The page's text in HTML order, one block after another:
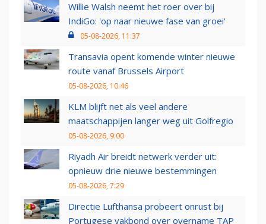
Willie Walsh neemt het roer over bij
IndiGo: 'op naar nieuwe fase van groei'
05-08-2026, 11:37
Transavia opent komende winter nieuwe
route vanaf Brussels Airport
05-08-2026, 10:46
KLM blijft net als veel andere
maatschappijen langer weg uit Golfregio
05-08-2026, 9:00
Riyadh Air breidt netwerk verder uit:
opnieuw drie nieuwe bestemmingen
05-08-2026, 7:29
Directie Lufthansa probeert onrust bij
Portugese vakbond over overname TAP